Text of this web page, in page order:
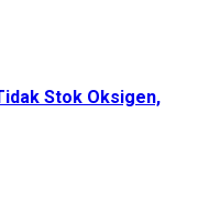
Stok Oksigen,